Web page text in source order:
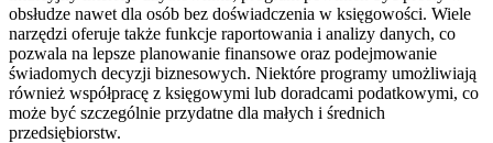
obsłudze nawet dla osób bez doświadczenia w księgowości. Wiele
narzędzi oferuje także funkcje raportowania i analizy danych, co
pozwala na lepsze planowanie finansowe oraz podejmowanie
świadomych decyzji biznesowych. Niektóre programy umożliwiają
również współpracę z księgowymi lub doradcami podatkowymi, co
może być szczególnie przydatne dla małych i średnich
przedsiębiorstw.